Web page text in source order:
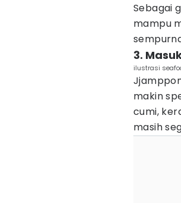
Sebagai
mampu
3.
ilustrasi
makin
cumi,
masih